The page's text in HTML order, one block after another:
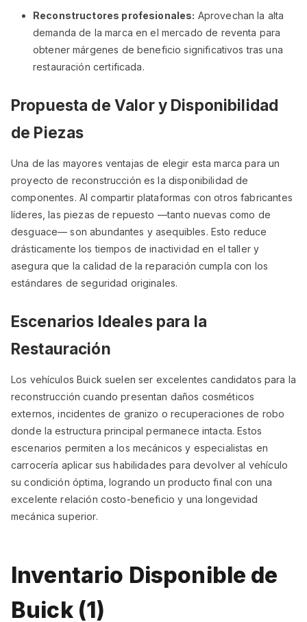
Reconstructores profesionales: Aprovechan la alta
demanda de la marca en el mercado de reventa para
obtener márgenes de beneficio significativos tras una
restauración certificada.
Propuesta de Valor y Disponibilidad
de Piezas
Una de las mayores ventajas de elegir esta marca para un
proyecto de reconstrucción es la disponibilidad de
componentes. Al compartir plataformas con otros fabricantes
líderes, las piezas de repuesto —tanto nuevas como de
desguace— son abundantes y asequibles. Esto reduce
drásticamente los tiempos de inactividad en el taller y
asegura que la calidad de la reparación cumpla con los
estándares de seguridad originales.
Escenarios Ideales para la
Restauración
Los vehículos Buick suelen ser excelentes candidatos para la
reconstrucción cuando presentan daños cosméticos
externos, incidentes de granizo o recuperaciones de robo
donde la estructura principal permanece intacta. Estos
escenarios permiten a los mecánicos y especialistas en
carrocería aplicar sus habilidades para devolver al vehículo
su condición óptima, logrando un producto final con una
excelente relación costo-beneficio y una longevidad
mecánica superior.
Inventario Disponible de
Buick (1)